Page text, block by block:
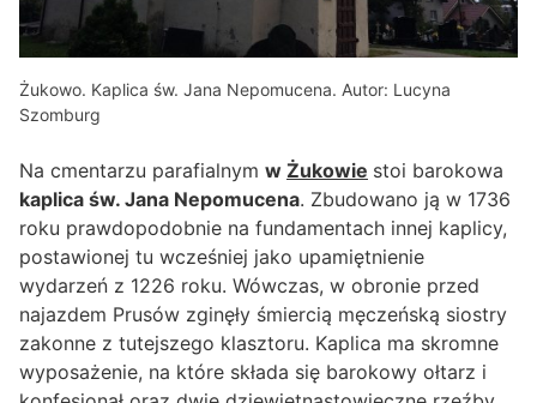
Żukowo. Kaplica św. Jana Nepomucena. Autor: Lucyna
Szomburg
Na cmentarzu parafialnym w Żukowie stoi barokowa
kaplica św. Jana Nepomucena. Zbudowano ją w 1736
roku prawdopodobnie na fundamentach innej kaplicy,
postawionej tu wcześniej jako upamiętnienie
wydarzeń z 1226 roku. Wówczas, w obronie przed
najazdem Prusów zginęły śmiercią męczeńską siostry
zakonne z tutejszego klasztoru. Kaplica ma skromne
wyposażenie, na które składa się barokowy ołtarz i